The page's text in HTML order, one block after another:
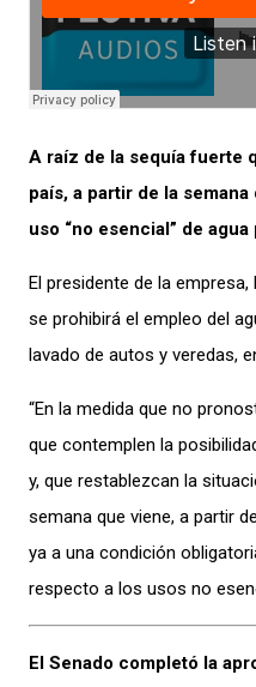
A raíz de la sequía fuerte
país, a partir de la
uso “no esencial” de agua
El presidente de la
se prohibirá el empleo del
lavado de autos y veredas,
“En la medida que no
que contemplen la
y, que restablezcan la
semana que viene, a partir
ya a una condición
respecto a los usos no
El Senado completó la